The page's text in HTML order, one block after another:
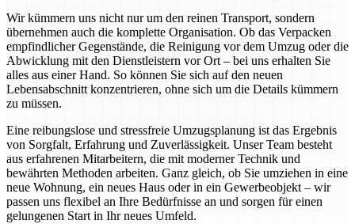
Wir kümmern uns nicht nur um den reinen Transport, sondern
übernehmen auch die komplette Organisation. Ob das Verpacken
empfindlicher Gegenstände, die Reinigung vor dem Umzug oder die
Abwicklung mit den Dienstleistern vor Ort – bei uns erhalten Sie
alles aus einer Hand. So können Sie sich auf den neuen
Lebensabschnitt konzentrieren, ohne sich um die Details kümmern
zu müssen.
Eine reibungslose und stressfreie Umzugsplanung ist das Ergebnis
von Sorgfalt, Erfahrung und Zuverlässigkeit. Unser Team besteht
aus erfahrenen Mitarbeitern, die mit moderner Technik und
bewährten Methoden arbeiten. Ganz gleich, ob Sie umziehen in eine
neue Wohnung, ein neues Haus oder in ein Gewerbeobjekt – wir
passen uns flexibel an Ihre Bedürfnisse an und sorgen für einen
gelungenen Start in Ihr neues Umfeld.